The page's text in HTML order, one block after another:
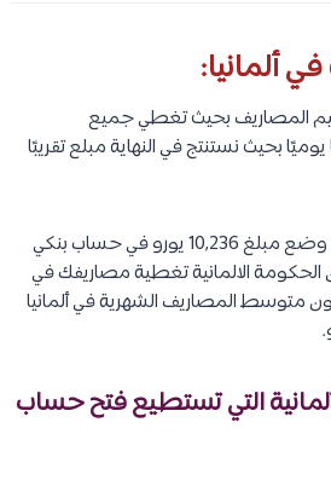
ألمانيا:
المصاريف بحيث تغطي جميع
بحيث نستنتج في النهاية مبلع تقريبًا
عند الدراسة في ألمانيا يجب وضع مبلغ 10,236 يورو في حساب بنكي
الالمانية تغطية مصاريفك في
متوسط المصاريف الشهرية في ألمانيا
التي تستطيع فتح حساب